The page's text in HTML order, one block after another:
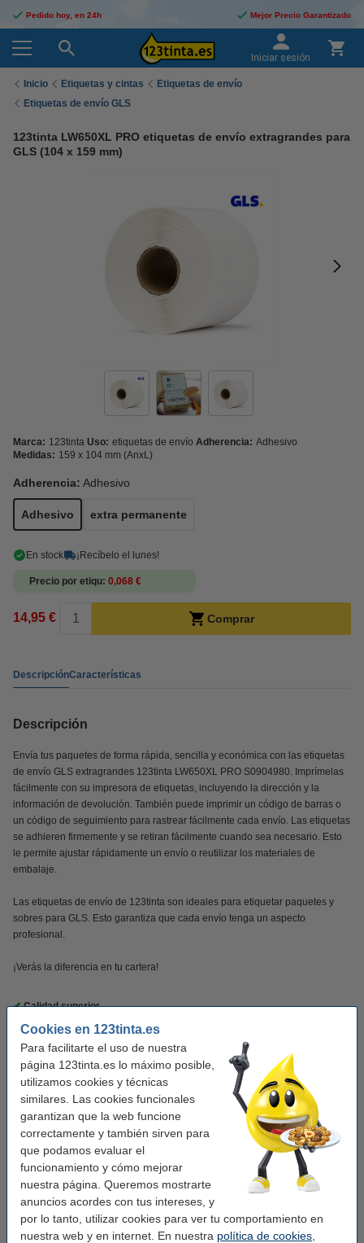
Cookies en 123tinta.es
Para facilitarte el uso de nuestra
página 123tinta.es lo máximo posible,
utilizamos cookies y técnicas
similares. Las cookies funcionales
garantizan que la web funcione
correctamente y también sirven para
que podamos evaluar el
funcionamiento y cómo mejorar
nuestra página. Queremos mostrarte
anuncios acordes con tus intereses, y
por lo tanto, utilizar cookies para ver tu comportamiento en
nuestra web y en internet. En nuestra política de cookies
Pedido hoy, en 24h Mejor Precio Garantizado
Iniciar sesión
Inicio Etiquetas y cintas
Etiquetas de envío
Etiquetas de envío GLS
123tinta LW650XL PRO etiquetas de envío extragrandes para
GLS (104 x 159 mm)
Marca: 123tinta Uso: etiquetas de envío Adherencia: Adhesivo
Medidas: 159 x 104 mm (AnxL)
Adherencia: Adhesivo
Adhesivo extra permanente
En stock ¡Recíbelo el lunes!
Precio por etiqu 0,068 €
14,95 € Comprar
DescripciónCaracterísticas
Descripción
Envía tus paquetes de forma rápida, sencilla y económica con las etiquetas
de envío GLS extragrandes 123tinta LW650XL PRO S0904980. Imprímelas
fácilmente con su impresora de etiquetas, incluyendo la dirección y la
información de devolución. También puede imprimir un código de barras o
un código de seguimiento para rastrear fácilmente cada envío. Las etiquetas
se adhieren firmemente y se retiran fácilmente cuando sea necesario. Esto
le permite ajustar rápidamente un envío o reutilizar los materiales de
embalaje.
Las etiquetas de envío de 123tinta son ideales para etiquetar paquetes y
sobres para GLS. Esto garantiza que cada envío tenga un aspecto
profesional.
¡Verás la diferencia en tu cartera!
✔Calidad superior
Mucho más asequible
Marca: 123tinta
etiquetas de envío
Adherencia: Adhesivo
Medidas: 159 x 104 mm (AnxL)